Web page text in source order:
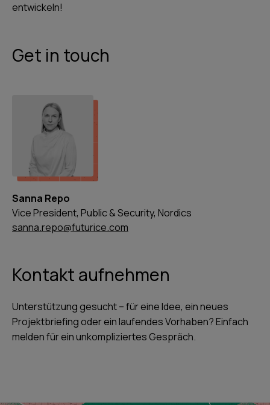
entwickeln!
Get in touch
Sanna Repo
Vice President, Public & Security, Nordics
sanna.repo@futurice.com
Kontakt aufnehmen
Unterstützung gesucht – für eine Idee, ein neues
Projektbriefing oder ein laufendes Vorhaben? Einfach
melden für ein unkompliziertes Gespräch.